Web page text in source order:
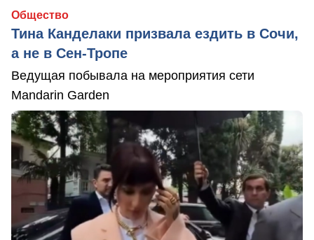
Общество
Тина Канделаки призвала ездить в Сочи,
а не в Сен-Тропе
Ведущая побывала на мероприятия сети
Mandarin Garden